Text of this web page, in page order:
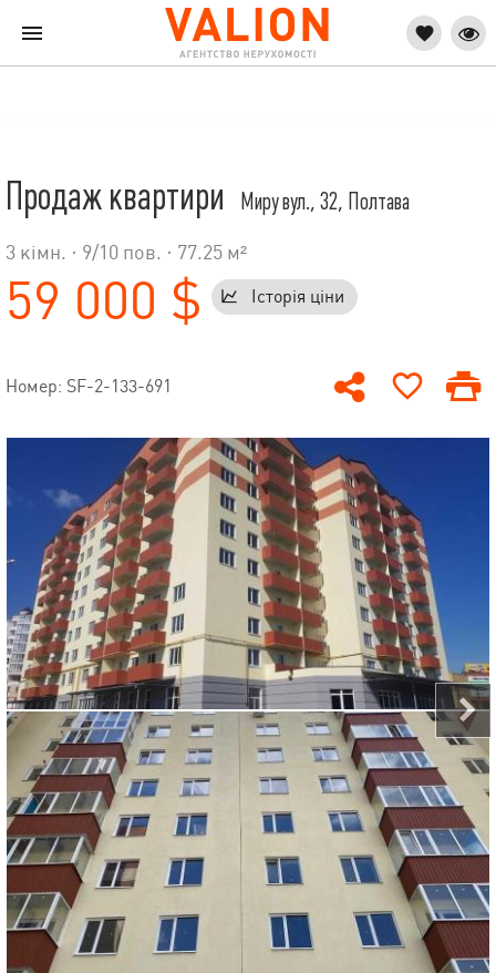
Продаж квартири Миру вул., 32, Полтава
3 кімн. · 9/10 пов. · 77.25 м²
59 000 $ Історія ціни
Номер: SF-2-133-691